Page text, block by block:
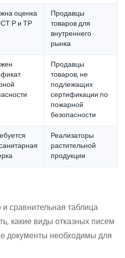
оценка
Р и ТР
Продавцы
товаров для
внутреннего
рынка
Продавцы
товаров, не
подлежащих
сертификации по
пожарной
безопасности
Реализаторы
растительной
продукции
сравнительная таблица
какие виды отказных писем
документы необходимы для